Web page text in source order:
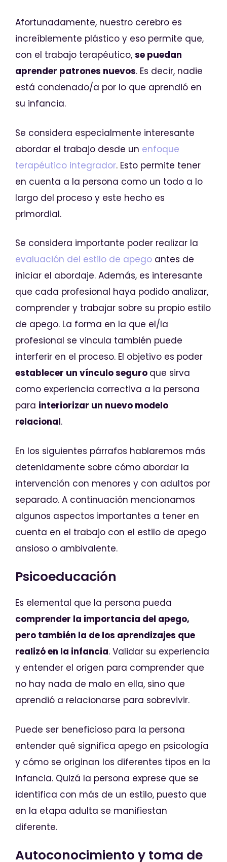
Afortunadamente, nuestro cerebro es
increíblemente plástico y eso permite que,
con el trabajo terapéutico, se puedan
aprender patrones nuevos. Es decir, nadie
está condenado/a por lo que aprendió en
su infancia.
Se considera especialmente interesante
abordar el trabajo desde un enfoque
terapéutico integrador. Esto permite tener
en cuenta a la persona como un todo a lo
largo del proceso y este hecho es
primordial.
Se considera importante poder realizar la
evaluación del estilo de apego antes de
iniciar el abordaje. Además, es interesante
que cada profesional haya podido analizar,
comprender y trabajar sobre su propio estilo
de apego. La forma en la que el/la
profesional se vincula también puede
interferir en el proceso. El objetivo es poder
establecer un vínculo seguro que sirva
como experiencia correctiva a la persona
para interiorizar un nuevo modelo
relacional.
En los siguientes párrafos hablaremos más
detenidamente sobre cómo abordar la
intervención con menores y con adultos por
separado. A continuación mencionamos
algunos aspectos importantes a tener en
cuenta en el trabajo con el estilo de apego
ansioso o ambivalente.
Psicoeducación
Es elemental que la persona pueda
comprender la importancia del apego,
pero también la de los aprendizajes que
realizó en la infancia. Validar su experiencia
y entender el origen para comprender que
no hay nada de malo en ella, sino que
aprendió a relacionarse para sobrevivir.
Puede ser beneficioso para la persona
entender qué significa apego en psicología
y cómo se originan los diferentes tipos en la
infancia. Quizá la persona exprese que se
identifica con más de un estilo, puesto que
en la etapa adulta se manifiestan
diferente.
Autoconocimiento y toma de